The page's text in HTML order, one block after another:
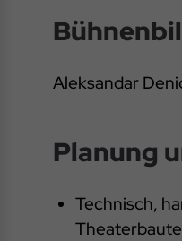
Aleksandar
Planung
Technisch,